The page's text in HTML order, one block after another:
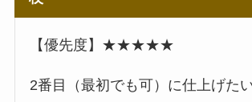
【優先度】★★★★★
2番目（最初でも可）に仕上げたい